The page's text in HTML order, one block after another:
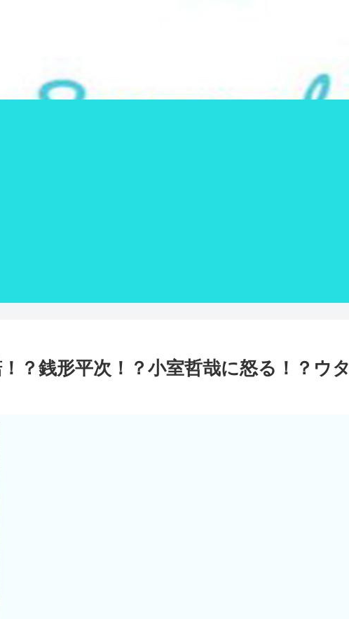
？銭形平次！？小室哲哉に怒る！？ウタ